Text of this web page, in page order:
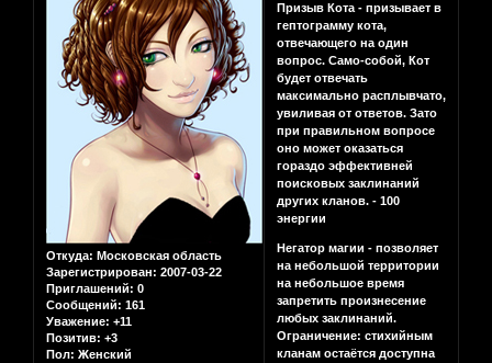
Откуда: Московская область
Зарегистрирован: 2007-03-22
Приглашений: 0
Сообщений: 161
Уважение: +11
Позитив: +3
Пол: Женский
Призыв Кота - призывает в
гептограмму кота,
отвечающего на один
вопрос. Само-собой, Кот
будет отвечать
максимально расплывчато,
увиливая от ответов. Зато
при правильном вопросе
оно может оказаться
гораздо эффективней
поисковых заклинаний
других кланов. - 100
энергии
Негатор магии - позволяет
на небольшой территории
на небольшое время
запретить произнесение
любых заклинаний.
Ограничение: стихийным
кланам остаётся доступна